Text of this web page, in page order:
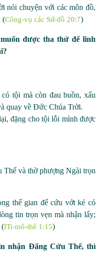
nói chuyện với các môn đồ,
(Công-vụ các Sứ-đồ 20:7)
được tha thứ để linh
tội mà còn đau buồn, xấu
quay về Đức Chúa Trời.
đặng cho tội lỗi mình được
và thờ phượng Ngài trọn
thế gian để cứu vớt kẻ có
tin trọn vẹn mà nhận lấy;
(ITi-mô-thê 1:15)
nhận Đấng Cứu Thế, thì